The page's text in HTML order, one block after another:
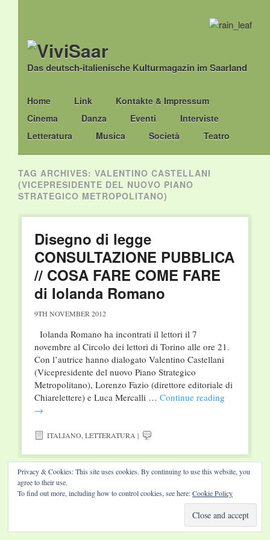
Das deutsch-italienische Kulturmagazin im Saarland
Main menu
Skip
to
content
Home Link
Kontakte & Impressum
Cinema
Danza Eventi
Interviste
Letteratura
Musica Società Teatro
TAG ARCHIVES: VALENTINO CASTELLANI
(VICEPRESIDENTE DEL NUOVO PIANO
STRATEGICO METROPOLITANO)
Disegno di legge
CONSULTAZIONE PUBBLICA
// COSA FARE COME FARE
di Iolanda Romano
9TH NOVEMBER 2012
Iolanda Romano ha incontrati il lettori il 7
novembre al Circolo dei lettori di Torino alle ore 21.
Con l’autrice hanno dialogato Valentino Castellani
(Vicepresidente del nuovo Piano Strategico
Metropolitano), Lorenzo Fazio (direttore editoriale di
Chiarelettere) e Luca Mercalli … Continue reading
→
ITALIANO,LETTERATURA |
Website by Diamond Visions
Privacy & Cookies: This site uses cookies. By continuing to use this website, you
agree to their use.
To find out more, including how to control cookies, see here:Cookie Policy